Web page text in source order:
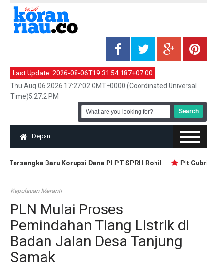
Last Update: 2026-08-06T19:31:54.187+07:00
Thu Aug 06 2026 17:27:02 GMT+0000 (Coordinated Universal
Time)5:27:2 PM
Depan
Baru Korupsi Dana PI PT SPRH Rohil Plt Gubri
Kepulauan Meranti
PLN Mulai Proses
Pemindahan Tiang Listrik di
Badan Jalan Desa Tanjung
Samak